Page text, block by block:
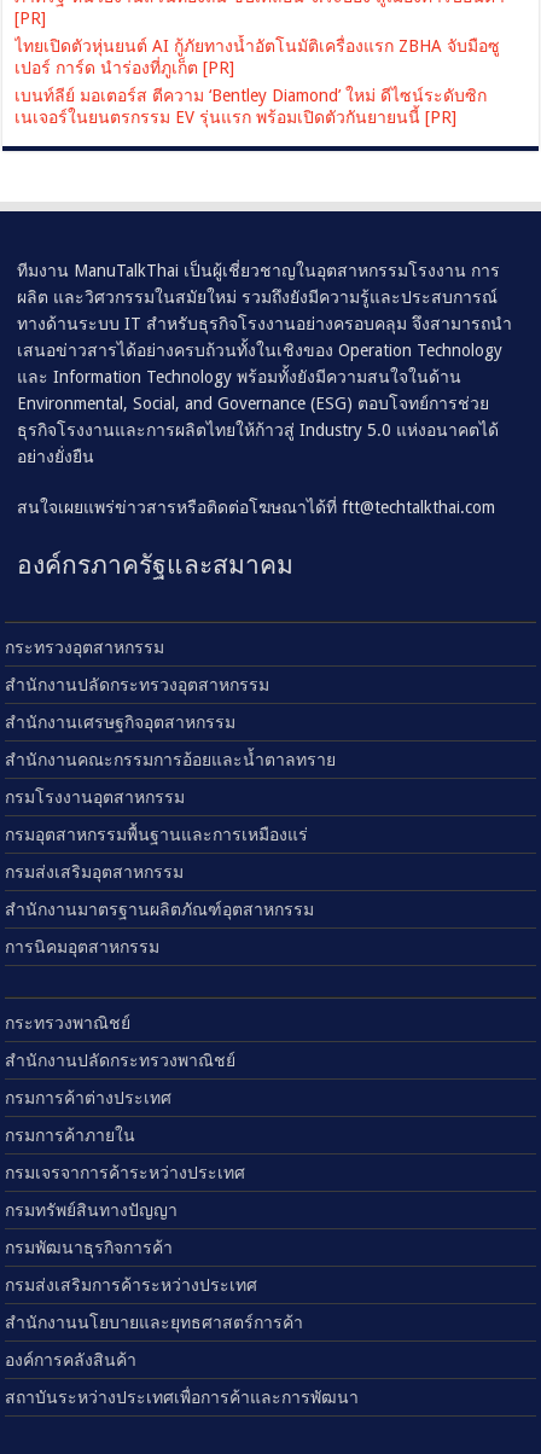
[PR]
ไทยเปิดตัวหุ่นยนต์ AI กู้ภัยทางน้ำอัตโนมัติเครื่องแรก ZBHA จับมือซู
เปอร์ การ์ด นำร่องที่ภูเก็ต [PR]
เบนท์ลีย์ มอเตอร์ส ตีความ ‘Bentley Diamond’ ใหม่ ดีไซน์ระดับซิก
เนเจอร์ในยนตรกรรม EV รุ่นแรก พร้อมเปิดตัวกันยายนนี้ [PR]
ทีมงาน ManuTalkThai เป็นผู้เชี่ยวชาญในอุตสาหกรรมโรงงาน การ
ผลิต และวิศวกรรมในสมัยใหม่ รวมถึงยังมีความรู้และประสบการณ์
ทางด้านระบบ IT สำหรับธุรกิจโรงงานอย่างครอบคลุม จึงสามารถนำ
เสนอข่าวสารได้อย่างครบถ้วนทั้งในเชิงของ Operation Technology
และ Information Technology พร้อมทั้งยังมีความสนใจในด้าน
Environmental, Social, and Governance (ESG) ตอบโจทย์การช่วย
ธุรกิจโรงงานและการผลิตไทยให้ก้าวสู่ Industry 5.0 แห่งอนาคตได้
อย่างยั่งยืน
สนใจเผยแพร่ข่าวสารหรือติดต่อโฆษณาได้ที่ftt@techtalkthai.com
องค์กรภาครัฐและสมาคม
กระทรวงอุตสาหกรรม
สำนักงานปลัดกระทรวงอุตสาหกรรม
สำนักงานเศรษฐกิจอุตสาหกรรม
สำนักงานคณะกรรมการอ้อยและน้ำตาลทราย
กรมโรงงานอุตสาหกรรม
กรมอุตสาหกรรมพื้นฐานและการเหมืองแร่
กรมส่งเสริมอุตสาหกรรม
สำนักงานมาตรฐานผลิตภัณฑ์อุตสาหกรรม
การนิคมอุตสาหกรรม
กระทรวงพาณิชย์
สำนักงานปลัดกระทรวงพาณิชย์
กรมการค้าต่างประเทศ
กรมการค้าภายใน
กรมเจรจาการค้าระหว่างประเทศ
กรมทรัพย์สินทางปัญญา
กรมพัฒนาธุรกิจการค้า
กรมส่งเสริมการค้าระหว่างประเทศ
สำนักงานนโยบายและยุทธศาสตร์การค้า
องค์การคลังสินค้า
สถาบันระหว่างประเทศเพื่อการค้าและการพัฒนา